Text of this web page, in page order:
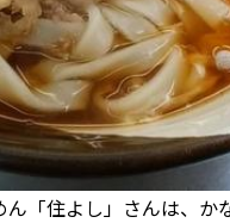
「住よし」さんは、か